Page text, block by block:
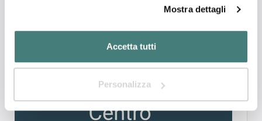
Mostra dettagli
Accetta tutti
Personalizza